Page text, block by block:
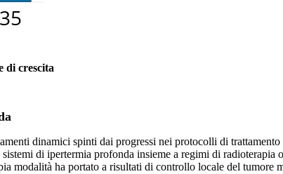
di crescita
dinamici spinti dai progressi nei protocolli di
di ipertermia profonda insieme a regimi di radioterapia
modalità ha portato a risultati di controllo locale del